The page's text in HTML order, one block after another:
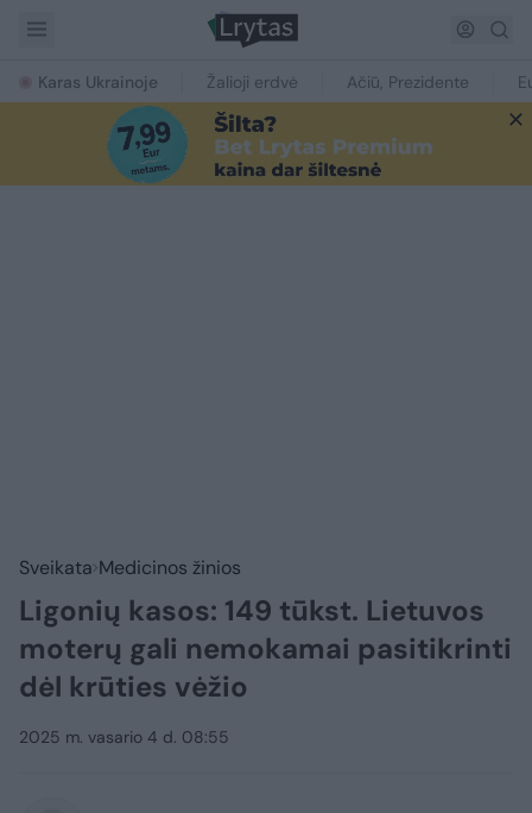
Karas Ukrainoje Žalioji erdvė Ačiū, Prezidente
Sveikata Medicinos žinios
Ligonių kasos: 149 tūkst. Lietuvos
moterų gali nemokamai pasitikrinti
dėl krūties vėžio
2025 m. vasario 4 d. 08:55